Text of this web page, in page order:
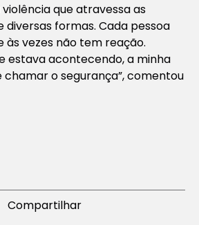
que atravessa as
diversas formas. Cada pessoa
às vezes não tem reação.
estava acontecendo, a minha
o segurança”, comentou
Compartilhar